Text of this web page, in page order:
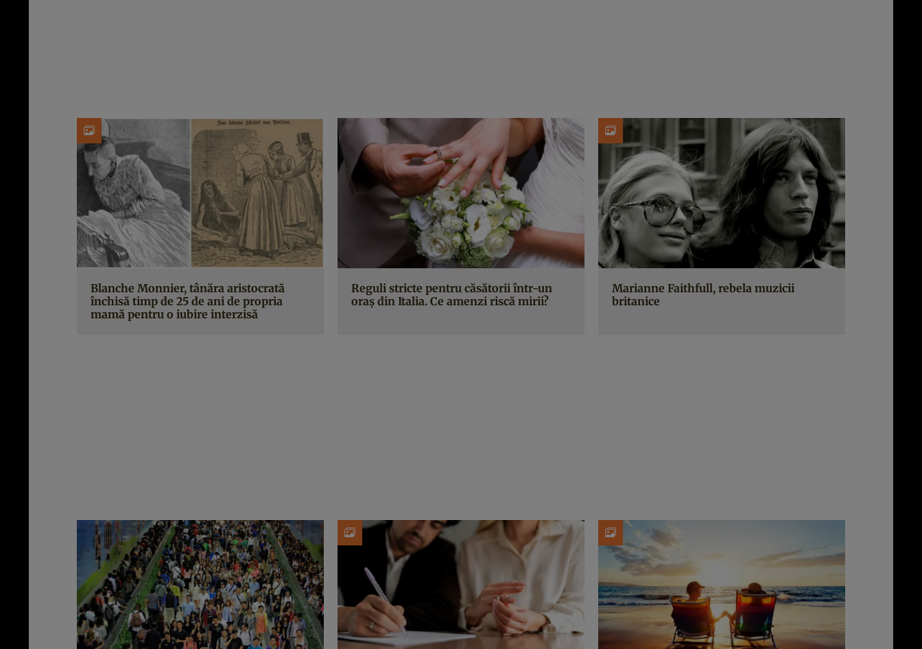
Blanche Monnier, tânăra aristocrată
închisă timp de 25 de ani de propria
mamă pentru o iubire interzisă
Reguli stricte pentru căsătorii într-un
oraș din Italia. Ce amenzi riscă mirii?
Marianne Faithfull, rebela muzicii
britanice